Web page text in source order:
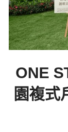
ONE
園複式